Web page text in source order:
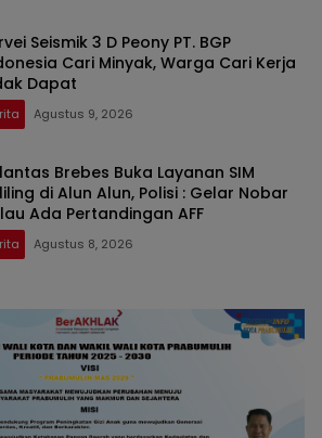
Seismik 3 D Peony PT. BGP
Cari Minyak, Warga Cari Kerja
Dapat
Agustus 9, 2026
Brebes Buka Layanan SIM
di Alun Alun, Polisi : Gelar Nobar
Ada Pertandingan AFF
Agustus 8, 2026